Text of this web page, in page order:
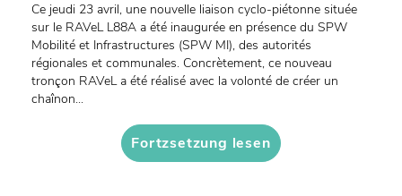
Ce jeudi 23 avril, une nouvelle liaison cyclo-piétonne située
sur le RAVeL L88A a été inaugurée en présence du SPW
Mobilité et Infrastructures (SPW MI), des autorités
régionales et communales. Concrètement, ce nouveau
tronçon RAVeL a été réalisé avec la volonté de créer un
chaînon...
Fortzsetzung lesen